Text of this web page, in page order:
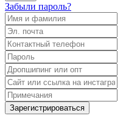
Забыли пароль?
Зарегистрироваться